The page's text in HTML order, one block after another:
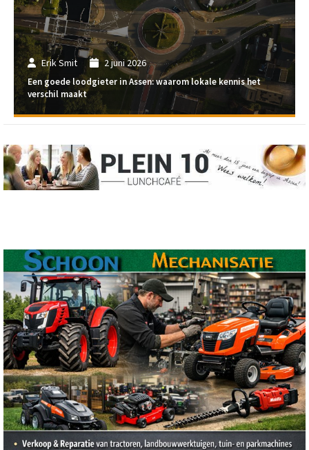
Erik Smit 2 juni 2026
Een goede loodgieter in Assen: waarom lokale kennis het
verschil maakt